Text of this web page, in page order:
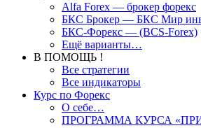
Alfa Forex — брокер форекс
БКС Брокер — БКС Мир
БКС-Форекс — (BCS-Forex)
Ещё варианты…
В ПОМОЩЬ !
Все стратегии
Все индикаторы
Курс по Форекс
О себе…
ПРОГРАММА КУРСА